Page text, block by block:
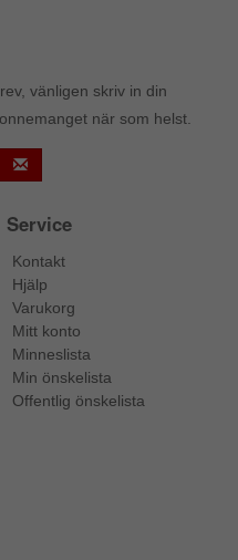
vänligen skriv in din
när som helst.
Service
Kontakt
Hjälp
Varukorg
Mitt konto
Minneslista
Min önskelista
Offentlig önskelista